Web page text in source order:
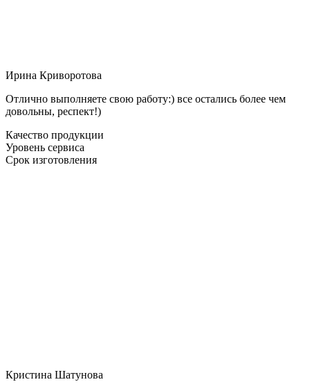
Ирина Криворотова
Отлично выполняете свою работу:) все остались более чем
довольны, респект!)
Качество продукции
Уровень сервиса
Срок изготовления
Кристина Шатунова